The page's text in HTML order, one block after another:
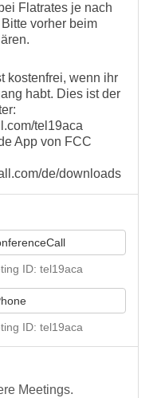
Flatrates je nach
vorher beim
kostenfrei, wenn ihr
habt. Dies ist der
tel19aca
App von FCC
de/downloads
ID: tel19aca
ID: tel19aca
Meetings.